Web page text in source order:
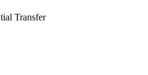
Transfer